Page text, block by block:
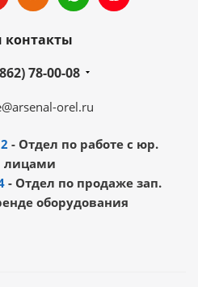
78-00-08
orel.ru
- Отдел по работе с юр.
лицами
- Отдел по продаже зап.
оборудования